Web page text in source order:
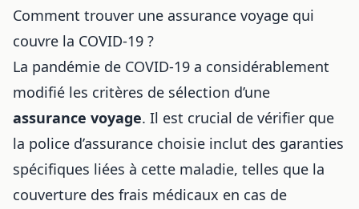
Comment trouver une assurance voyage qui
couvre la COVID-19 ?
La pandémie de COVID-19 a considérablement
modifié les critères de sélection d’une
assurance voyage. Il est crucial de vérifier que
la police d’assurance choisie inclut des garanties
spécifiques liées à cette maladie, telles que la
couverture des frais médicaux en cas de